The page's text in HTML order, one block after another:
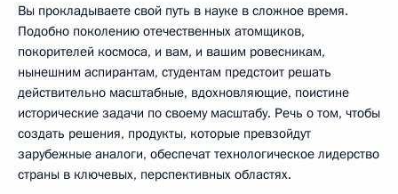
Вы прокладываете свой путь в науке в сложное время.
Подобно поколению отечественных атомщиков,
покорителей космоса, и вам, и вашим ровесникам,
нынешним аспирантам, студентам предстоит решать
действительно масштабные, вдохновляющие, поистине
исторические задачи по своему масштабу. Речь о том, чтобы
создать решения, продукты, которые превзойдут
зарубежные аналоги, обеспечат технологическое лидерство
страны в ключевых, перспективных областях.